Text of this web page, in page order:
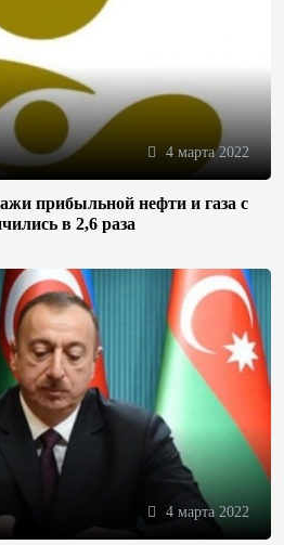
4 марта 2022
прибыльной нефти и газа с
увеличились в 2,6 раза
4 марта 2022